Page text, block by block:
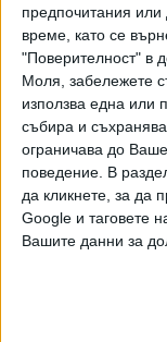
предпочитания или
време, като се
"Поверителност" в
Моля, забележете
използва една или
събира и
ограничава до
поведение. В
да кликнете, за да
Google и таговете
Вашите данни за
Ако искате да
и качествена
можете да
PayPal
Ключови думи: